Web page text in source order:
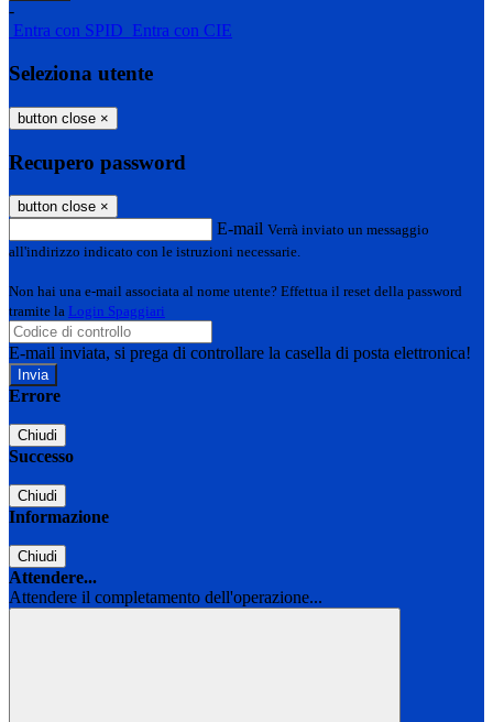
-
Entra con SPID Entra con CIE
Seleziona utente
button close ×
Recupero password
button close ×
E-mail Verrà inviato un messaggio
all'indirizzo indicato con le istruzioni necessarie.
Non hai una e-mail associata al nome utente? Effettua il reset della password
tramite la Login Spaggiari
E-mail inviata, si prega di controllare la casella di posta elettronica!
Errore
Chiudi
Successo
Chiudi
Informazione
Chiudi
Attendere...
Attendere il completamento dell'operazione...